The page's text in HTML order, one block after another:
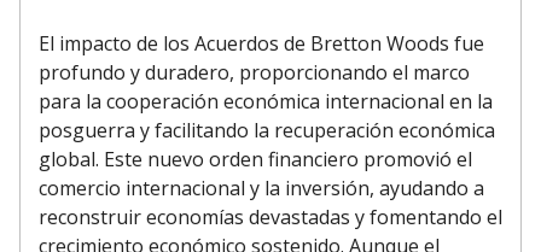
El impacto de los Acuerdos de Bretton Woods fue
profundo y duradero, proporcionando el marco
para la cooperación económica internacional en la
posguerra y facilitando la recuperación económica
global. Este nuevo orden financiero promovió el
comercio internacional y la inversión, ayudando a
reconstruir economías devastadas y fomentando el
crecimiento económico sostenido. Aunque el